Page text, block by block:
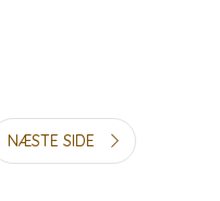
NÆSTE SIDE